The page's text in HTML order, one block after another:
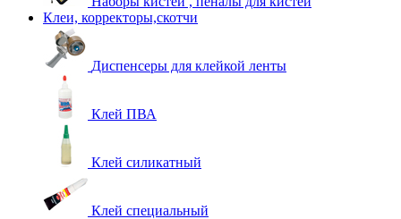
Клеи, корректоры,скотчи
Диспенсеры для клейкой ленты
Клей ПВА
Клей силикатный
Клей специальный